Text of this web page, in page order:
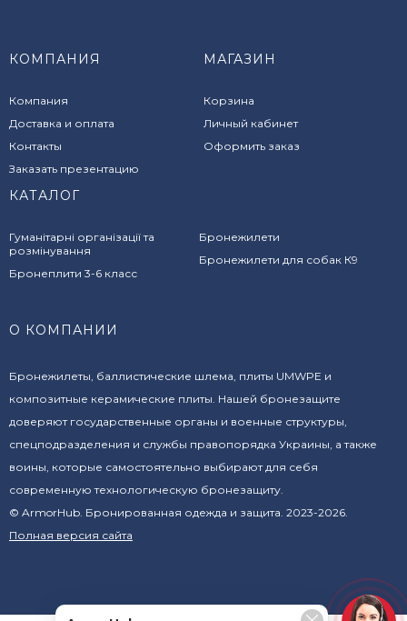
КОМПАНИЯ
Компания
Доставка и оплата
Контакты
Заказать презентацию
МАГАЗИН
Корзина
Личный кабинет
Оформить заказ
КАТАЛОГ
Гуманітарні організації та
розмінування
Бронеплити 3-6 класс
Бронежилети
Бронежилети для собак К9
О КОМПАНИИ
Бронежилеты, баллистические шлема, плиты UMWPE и
композитные керамические плиты. Нашей бронезащите
доверяют государственные органы и военные структуры,
спецподразделения и службы правопорядка Украины, а также
воины, которые самостоятельно выбирают для себя
современную технологическую бронезащиту.
© ArmorHub. Бронированная одежда и защита. 2023-2026.
Полная версия сайта